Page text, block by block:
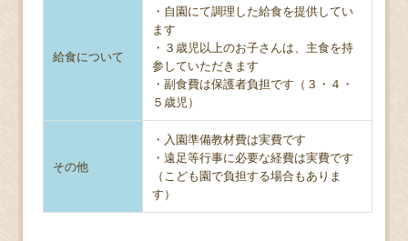
給食について
・自園にて調理した給食を提供してい
ます
・３歳児以上のお子さんは、主食を持
参していただきます
・副食費は保護者負担です（３・４・
５歳児）
その他
・入園準備教材費は実費です
・遠足等行事に必要な経費は実費です
（こども園で負担する場合もありま
す）